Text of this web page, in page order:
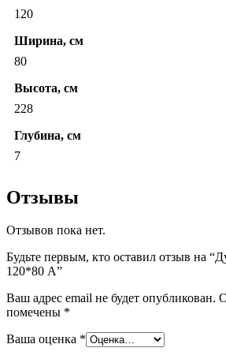
120
Ширина, см
80
Высота, см
228
Глубина, см
7
Отзывы
Отзывов пока нет.
Будьте первым, кто оставил отзыв на
120*80 А”
Ваш адрес email не будет опубликован.
помечены *
Ваша оценка *